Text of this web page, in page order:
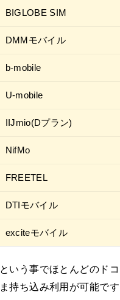
BIGLOBE SIM
DMMモバイル
b-mobile
U-mobile
IIJmio(Dプラン)
NifMo
FREETEL
DTIモバイル
exciteモバイル
という事でほとんどのド
ま持ち込み利用が可能です